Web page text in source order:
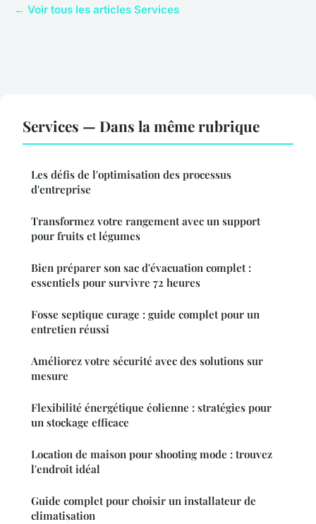
← Voir tous les articles Services
Services — Dans la même rubrique
Les défis de l'optimisation des processus
d'entreprise
Transformez votre rangement avec un support
pour fruits et légumes
Bien préparer son sac d'évacuation complet :
essentiels pour survivre 72 heures
Fosse septique curage : guide complet pour un
entretien réussi
Améliorez votre sécurité avec des solutions sur
mesure
Flexibilité énergétique éolienne : stratégies pour
un stockage efficace
Location de maison pour shooting mode : trouvez
l'endroit idéal
Guide complet pour choisir un installateur de
climatisation